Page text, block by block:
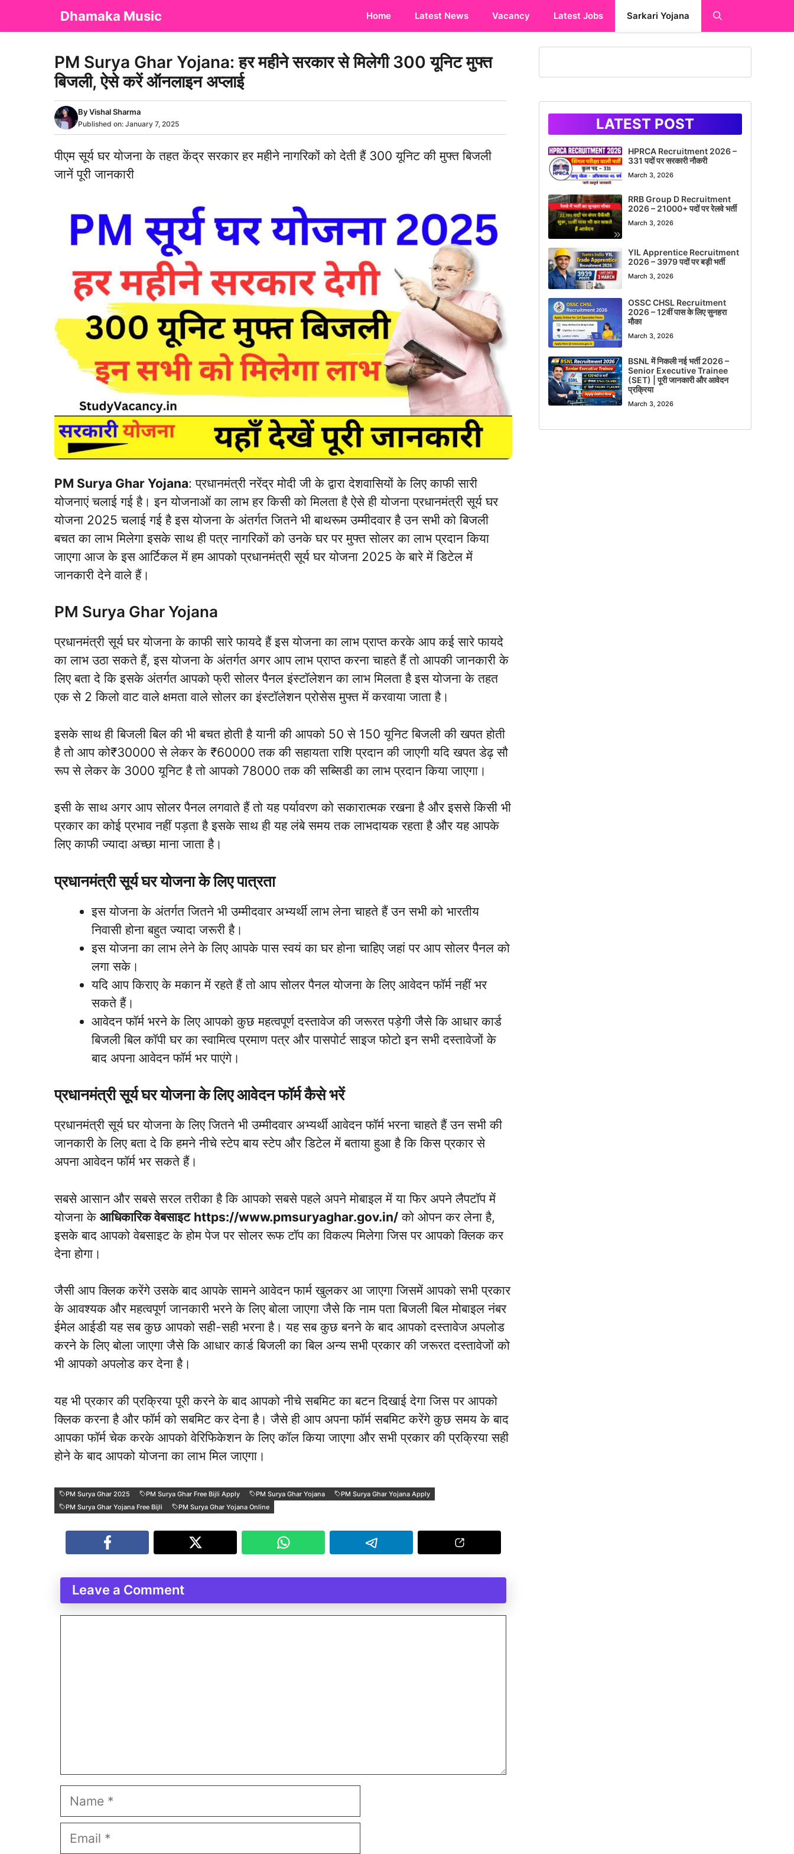
Dhamaka Music Home Latest News Vacancy Latest Jobs Sarkari Yojana
PM Surya Ghar Yojana: हर महीने सरकार से मिलेगी 300 यूनिट मुफ्त
बिजली, ऐसे करें ऑनलाइन अप्लाई
ByVishal Sharma
Published on: January 7, 2025
पीएम सूर्य घर योजना के तहत केंद्र सरकार हर महीने नागरिकों को देती हैं 300 यूनिट की मुफ्त बिजली
जानें पूरी जानकारी
PM Surya Ghar Yojana: प्रधानमंत्री नरेंद्र मोदी जी के द्वारा देशवासियों के लिए काफी सारी
योजनाएं चलाई गई है। इन योजनाओं का लाभ हर किसी को मिलता है ऐसे ही योजना प्रधानमंत्री सूर्य घर
योजना 2025 चलाई गई है इस योजना के अंतर्गत जितने भी बाथरूम उम्मीदवार है उन सभी को बिजली
बचत का लाभ मिलेगा इसके साथ ही पत्र नागरिकों को उनके घर पर मुफ्त सोलर का लाभ प्रदान किया
जाएगा आज के इस आर्टिकल में हम आपको प्रधानमंत्री सूर्य घर योजना 2025 के बारे में डिटेल में
जानकारी देने वाले हैं।
PM Surya Ghar Yojana
प्रधानमंत्री सूर्य घर योजना के काफी सारे फायदे हैं इस योजना का लाभ प्राप्त करके आप कई सारे फायदे
का लाभ उठा सकते हैं, इस योजना के अंतर्गत अगर आप लाभ प्राप्त करना चाहते हैं तो आपकी जानकारी के
लिए बता दे कि इसके अंतर्गत आपको फ्री सोलर पैनल इंस्टॉलेशन का लाभ मिलता है इस योजना के तहत
एक से 2 किलो वाट वाले क्षमता वाले सोलर का इंस्टॉलेशन प्रोसेस मुफ्त में करवाया जाता है।
इसके साथ ही बिजली बिल की भी बचत होती है यानी की आपको 50 से 150 यूनिट बिजली की खपत होती
है तो आप को₹30000 से लेकर के ₹60000 तक की सहायता राशि प्रदान की जाएगी यदि खपत डेढ़ सौ
रूप से लेकर के 3000 यूनिट है तो आपको 78000 तक की सब्सिडी का लाभ प्रदान किया जाएगा।
इसी के साथ अगर आप सोलर पैनल लगवाते हैं तो यह पर्यावरण को सकारात्मक रखना है और इससे किसी भी
प्रकार का कोई प्रभाव नहीं पड़ता है इसके साथ ही यह लंबे समय तक लाभदायक रहता है और यह आपके
लिए काफी ज्यादा अच्छा माना जाता है।
प्रधानमंत्री सूर्य घर योजना के लिए पात्रता
इस योजना के अंतर्गत जितने भी उम्मीदवार अभ्यर्थी लाभ लेना चाहते हैं उन सभी को भारतीय
निवासी होना बहुत ज्यादा जरूरी है।
इस योजना का लाभ लेने के लिए आपके पास स्वयं का घर होना चाहिए जहां पर आप सोलर पैनल को
लगा सके।
यदि आप किराए के मकान में रहते हैं तो आप सोलर पैनल योजना के लिए आवेदन फॉर्म नहीं भर
सकते हैं।
आवेदन फॉर्म भरने के लिए आपको कुछ महत्वपूर्ण दस्तावेज की जरूरत पड़ेगी जैसे कि आधार कार्ड
बिजली बिल कॉपी घर का स्वामित्व प्रमाण पत्र और पासपोर्ट साइज फोटो इन सभी दस्तावेजों के
बाद अपना आवेदन फॉर्म भर पाएंगे।
प्रधानमंत्री सूर्य घर योजना के लिए आवेदन फॉर्म कैसे भरें
प्रधानमंत्री सूर्य घर योजना के लिए जितने भी उम्मीदवार अभ्यर्थी आवेदन फॉर्म भरना चाहते हैं उन सभी की
जानकारी के लिए बता दे कि हमने नीचे स्टेप बाय स्टेप और डिटेल में बताया हुआ है कि किस प्रकार से
अपना आवेदन फॉर्म भर सकते हैं।
सबसे आसान और सबसे सरल तरीका है कि आपको सबसे पहले अपने मोबाइल में या फिर अपने लैपटॉप में
योजना के आधिकारिक वेबसाइट https://www.pmsuryaghar.gov.in/ को ओपन कर लेना है,
इसके बाद आपको वेबसाइट के होम पेज पर सोलर रूफ टॉप का विकल्प मिलेगा जिस पर आपको क्लिक कर
देना होगा।
जैसी आप क्लिक करेंगे उसके बाद आपके सामने आवेदन फार्म खुलकर आ जाएगा जिसमें आपको सभी प्रकार
के आवश्यक और महत्वपूर्ण जानकारी भरने के लिए बोला जाएगा जैसे कि नाम पता बिजली बिल मोबाइल नंबर
ईमेल आईडी यह सब कुछ आपको सही-सही भरना है। यह सब कुछ बनने के बाद आपको दस्तावेज अपलोड
करने के लिए बोला जाएगा जैसे कि आधार कार्ड बिजली का बिल अन्य सभी प्रकार की जरूरत दस्तावेजों को
भी आपको अपलोड कर देना है।
यह भी प्रकार की प्रक्रिया पूरी करने के बाद आपको नीचे सबमिट का बटन दिखाई देगा जिस पर आपको
क्लिक करना है और फॉर्म को सबमिट कर देना है। जैसे ही आप अपना फॉर्म सबमिट करेंगे कुछ समय के बाद
आपका फॉर्म चेक करके आपको वेरिफिकेशन के लिए कॉल किया जाएगा और सभी प्रकार की प्रक्रिया सही
होने के बाद आपको योजना का लाभ मिल जाएगा।
PM Surya Ghar 2025 PM Surya Ghar Free Bijli Apply PM Surya Ghar Yojana
PM Surya Ghar Yojana Apply
PM Surya Ghar Yojana Free Bijli
PM Surya Ghar Yojana Online
Leave a Comment
Name
Email
LATEST POST
HPRCA Recruitment 2026 –
331 पदों पर सरकारी नौकरी
March 3, 2026
RRB Group D Recruitment
2026 – 21000+ पदों पर रेलवे भर्ती
March 3, 2026
YIL Apprentice Recruitment
2026 – 3979 पदों पर बड़ी भर्ती
March 3, 2026
OSSC CHSL Recruitment
2026 – 12वीं पास के लिए सुनहरा
मौका
March 3, 2026
BSNL में निकली नई भर्ती 2026 –
Senior Executive Trainee
(SET) | पूरी जानकारी और आवेदन
प्रक्रिया
March 3, 2026